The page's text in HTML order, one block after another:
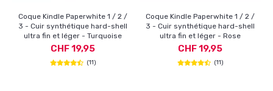
Coque Kindle Paperwhite 1 / 2 /
3 - Cuir synthétique hard-shell
ultra fin et léger - Turquoise
CHF 19,95
(11)
Coque Kindle Paperwhite 1 / 2 /
3 - Cuir synthétique hard-shell
ultra fin et léger - Rose
CHF 19,95
(11)